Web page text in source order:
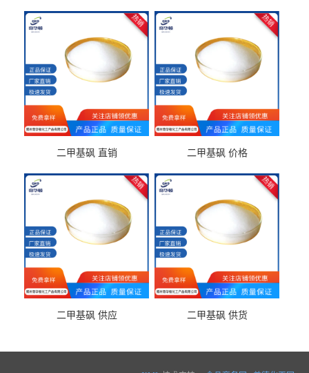
二甲基砜 直销 二甲基砜 价格
二甲基砜 供应 二甲基砜 供货